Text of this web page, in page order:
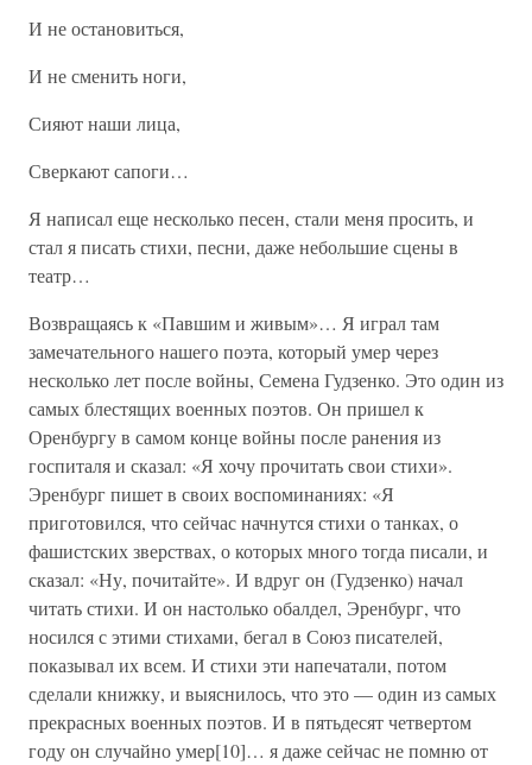
И не остановиться,
И не сменить ноги,
Сияют наши лица,
Сверкают сапоги…
Я написал еще несколько песен, стали меня просить, и
стал я писать стихи, песни, даже небольшие сцены в
театр…
Возвращаясь к «Павшим и живым»… Я играл там
замечательного нашего поэта, который умер через
несколько лет после войны, Семена Гудзенко. Это один из
самых блестящих военных поэтов. Он пришел к
Оренбургу в самом конце войны после ранения из
госпиталя и сказал: «Я хочу прочитать свои стихи».
Эренбург пишет в своих воспоминаниях: «Я
приготовился, что сейчас начнутся стихи о танках, о
фашистских зверствах, о которых много тогда писали, и
сказал: «Ну, почитайте». И вдруг он (Гудзенко) начал
читать стихи. И он настолько обалдел, Эренбург, что
носился с этими стихами, бегал в Союз писателей,
показывал их всем. И стихи эти напечатали, потом
сделали книжку, и выяснилось, что это — один из самых
прекрасных военных поэтов. И в пятьдесят четвертом
году он случайно умер[10]… я даже сейчас не помню от